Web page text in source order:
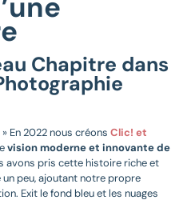
Chapitre dans
En 2022 nous créons Clic! et
vision moderne et innovante de
avons pris cette histoire riche et
peu, ajoutant notre propre
Exit le fond bleu et les nuages